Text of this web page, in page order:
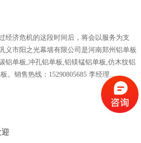
经济危机的这段时间后，将会以服务为支
义市阳之光幕墙有限公司是河南郑州铝单板
铝单板,冲孔铝单板,铝镁锰铝单板,仿木纹铝
。销售热线：15290805685 李经理...